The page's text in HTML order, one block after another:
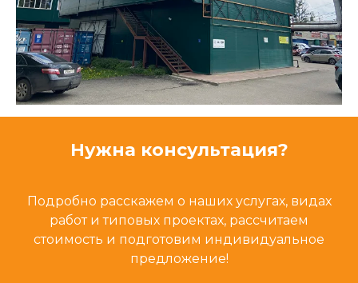
Нужна консультация?
Подробно расскажем о наших услугах, видах
работ и типовых проектах, рассчитаем
стоимость и подготовим индивидуальное
предложение!